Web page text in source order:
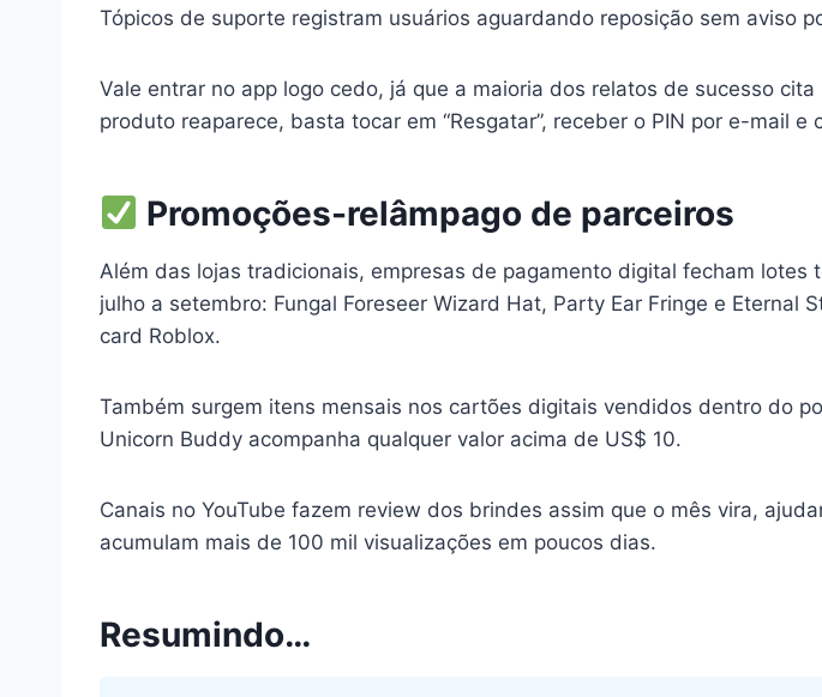
Tópicos de suporte registram usuários aguardando reposição sem aviso
Vale entrar no app logo cedo, já que a maioria dos relatos de sucesso
produto reaparece, basta tocar em “Resgatar”, receber o PIN por e-mail
Promoções-relâmpago de parceiros
Além das lojas tradicionais, empresas de pagamento digital fecham
julho a setembro: Fungal Foreseer Wizard Hat, Party Ear Fringe e
card Roblox.
Também surgem itens mensais nos cartões digitais vendidos dentro do
Unicorn Buddy acompanha qualquer valor acima de US$ 10.
Canais no YouTube fazem review dos brindes assim que o mês vira,
acumulam mais de 100 mil visualizações em poucos dias.
Resumindo…